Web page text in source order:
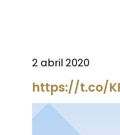
2 abril 2020
https://t.co/